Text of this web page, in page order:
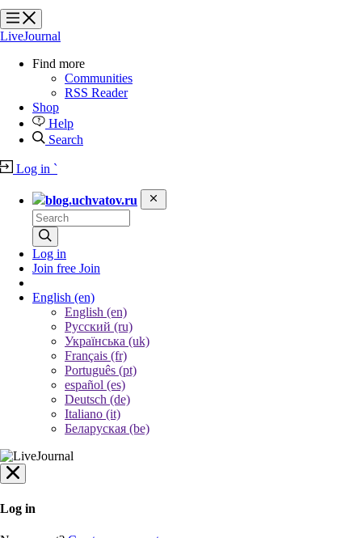
?
?
LiveJournal
Find more
Communities
RSS Reader
Shop
Help
Search
Log in `
blog.uchvatov.ru
Log in
Join free Join
English (en)
English (en)
Русский (ru)
Українська (uk)
Français (fr)
Português (pt)
español (es)
Deutsch (de)
Italiano (it)
Беларуская (be)
Log in